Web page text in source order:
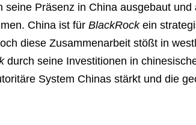
Präsenz in China ausgebaut und
China ist für BlackRockein
diese Zusammenarbeit stößt in
durch seine Investitionen in
System Chinas stärkt und die